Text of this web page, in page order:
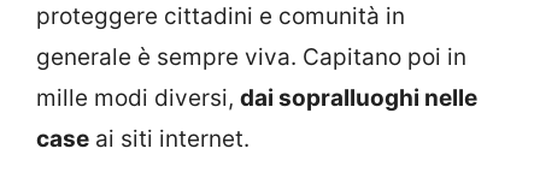
proteggere cittadini e comunità in
generale è sempre viva. Capitano poi in
mille modi diversi, dai sopralluoghi nelle
case ai siti internet.